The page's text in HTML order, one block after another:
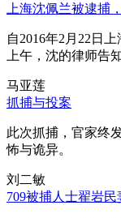
上海沈佩兰被逮捕
自2016年2月22日
上午，沈的律师告
马亚莲
抓捕与投案
此次抓捕，官家终
怖与诡异。
刘二敏
709被捕人士翟岩